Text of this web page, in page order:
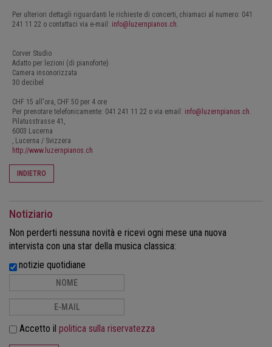
Per ulteriori dettagli riguardanti le richieste di concerti, chiamaci al numero: 041
241 11 22 o contattaci via e-mail: info@luzernpianos.ch.
Corver Studio
Adatto per lezioni (di pianoforte)
Camera insonorizzata
30 decibel
CHF 15 all'ora, CHF 50 per 4 ore
Per prenotare telefonicamente: 041 241 11 22 o via email: info@luzernpianos.ch.
Pilatusstrasse 41,
6003 Lucerna
, Lucerna / Svizzera
http://www.luzernpianos.ch
INDIETRO
Notiziario
Non perderti nessuna novità e ricevi ogni mese una nuova
intervista con una star della musica classica:
notizie quotidiane
Accetto il politica sulla riservatezza